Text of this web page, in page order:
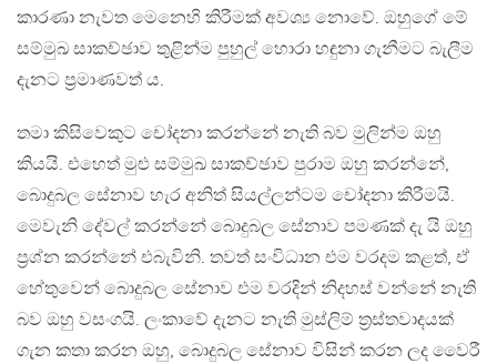
කාරණා නැවත මෙනෙහි කිරීමක් අවශ්‍ය නොවේ. ඔහුගේ මේ
සම්මුඛ සාකච්ඡාව තුළින්ම පුහුල් හොරා හඳුනා ගැනීමට බැලීම
දැනට ප‍්‍රමාණවත් ය.
තමා කිසිවෙකුට චෝදනා කරන්නේ නැති බව මුලින්ම ඔහු
කියයි. එහෙත් මුළු සම්මුඛ සාකච්ඡාව පුරාම ඔහු කරන්නේ,
බොදුබල සේනාව හැර අනිත් සියල්ලන්ටම චෝදනා කිරීමයි.
මෙවැනි දේවල් කරන්නේ බොදුබල සේනාව පමණක් දැ යි ඔහු
ප‍්‍රශ්න කරන්නේ එබැවිනි. තවත් සංවිධාන එම වරදම කළත්, ඒ
හේතුවෙන් බොදුබල සේනාව එම වරදින් නිදහස් වන්නේ නැති
බව ඔහු වසංගයි. ලංකාවේ දැනට නැති මුස්ලිම් ත‍්‍රස්තවාදයක්
ගැන කතා කරන ඔහු, බොදුබල සේනාව විසින් කරන ලද වෛරී